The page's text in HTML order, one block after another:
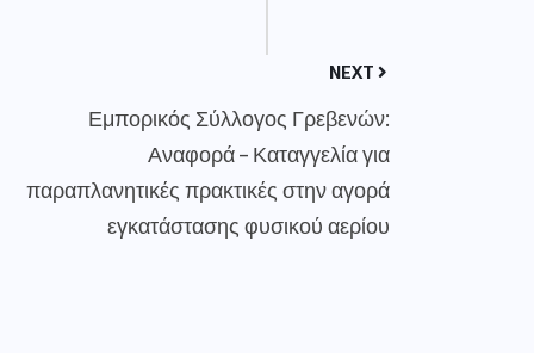
NEXT
Εμπορικός Σύλλογος Γρεβενών:
Αναφορά – Καταγγελία για
παραπλανητικές πρακτικές στην αγορά
εγκατάστασης φυσικού αερίου